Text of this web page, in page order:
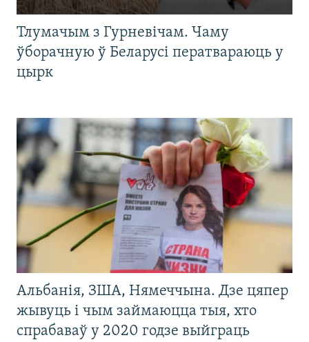
Тлумачым з Гурневічам. Чаму
ўборачную ў Беларусі ператвараюць у
цырк
Альбанія, ЗША, Нямеччына. Дзе цяпер
жывуць і чым займаюцца тыя, хто
спрабаваў у 2020 годзе выйграць